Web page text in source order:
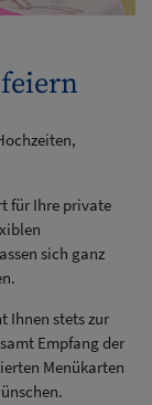
für Ihre private
sich ganz
Ihnen stets zur
Empfang der
Menükarten